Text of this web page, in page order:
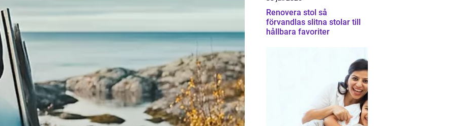
Renovera stol så
förvandlas slitna stolar till
hållbara favoriter